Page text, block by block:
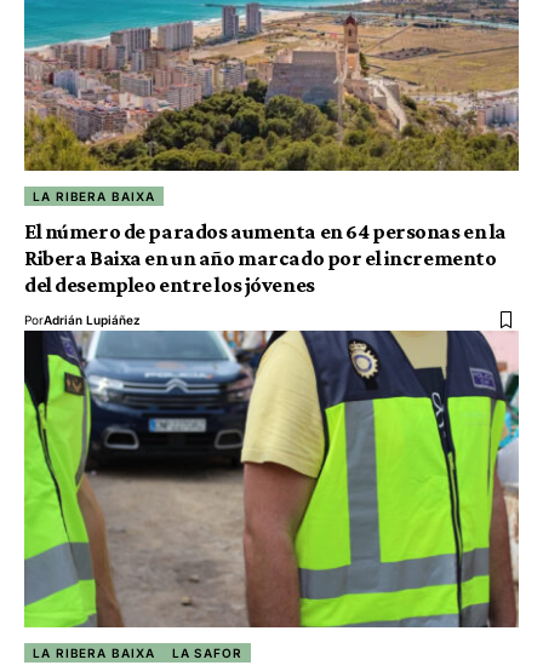
LA RIBERA BAIXA
El número de parados aumenta en 64 personas en la
Ribera Baixa en un año marcado por el incremento
del desempleo entre los jóvenes
PorAdrián Lupiáñez
LA RIBERA BAIXA LA SAFOR